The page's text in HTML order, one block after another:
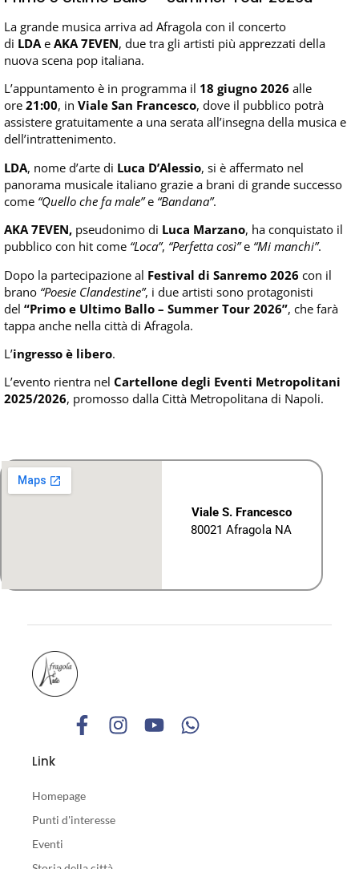
La grande musica arriva ad Afragola con il concerto
di LDAe AKA 7EVEN, due tra gli artisti più apprezzati della
nuova scena pop italiana.
L’appuntamento è in programma il 18 giugno 2026 alle
ore 21:00, in Viale San Francesco, dove il pubblico potrà
assistere gratuitamente a una serata all’insegna della musica e
dell’intrattenimento.
LDA, nome d’arte di Luca D’Alessio, si è affermato nel
panorama musicale italiano grazie a brani di grande successo
come “Quello che fa male”e “Bandana”.
AKA 7EVEN, pseudonimo di Luca Marzano, ha conquistato il
pubblico con hit come “Loca”, “Perfetta così”e “Mi manchi”.
Dopo la partecipazione al Festival di Sanremo 2026 con il
brano “Poesie Clandestine”, i due artisti sono protagonisti
del “Primo e Ultimo Ballo – Summer Tour 2026”, che farà
tappa anche nella città di Afragola.
L’ingresso è libero.
L’evento rientra nel Cartellone degli Eventi Metropolitani
2025/2026, promosso dalla Città Metropolitana di Napoli.
Viale S. Francesco
80021 Afragola NA
Link
Homepage
Punti d'interesse
Eventi